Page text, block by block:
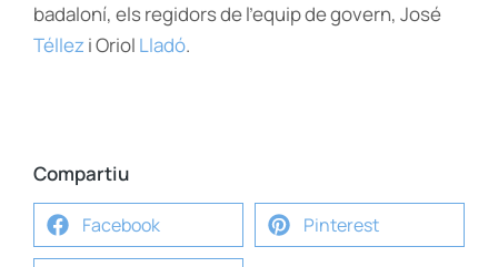
badaloní, els regidors de l’equip de govern, José
Téllez i Oriol Lladó.
Compartiu
Facebook Pinterest